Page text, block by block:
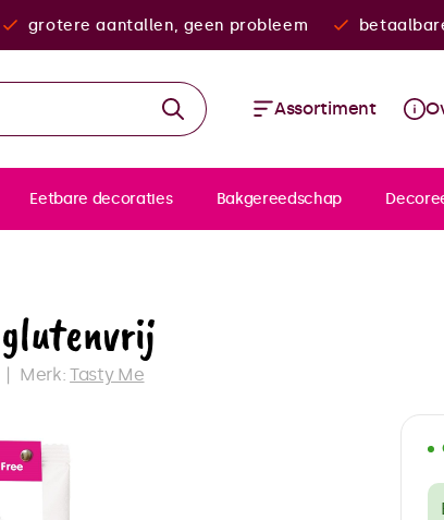
grotere aantallen, geen probleem
Assortiment
Eetbare decoraties Bakgereedschap
Merk:Tasty Me